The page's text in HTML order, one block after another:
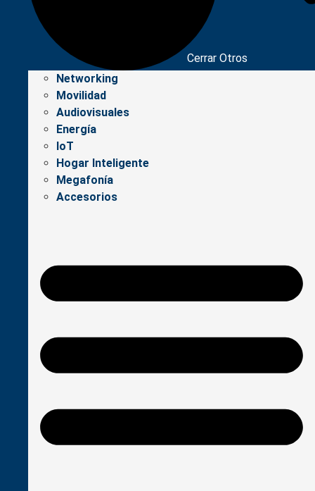
Cerrar Otros
Networking
Movilidad
Audiovisuales
Energía
IoT
Hogar Inteligente
Megafonía
Accesorios